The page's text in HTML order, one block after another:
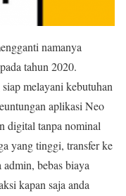
namanya
tahun 2020.
melayani kebutuhan
aplikasi Neo
digital tanpa nominal
yang tinggi, transfer ke
admin, bebas biaya
kapan saja anda